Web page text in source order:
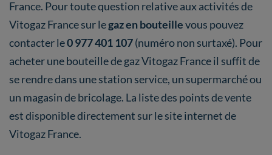
France. Pour toute question relative aux activités de
Vitogaz France sur legaz en bouteillevous pouvez
contacter le0 977 401 107(numéro non surtaxé). Pour
acheter une bouteille de gaz Vitogaz France il suffit de
se rendre dans une station service, un supermarché ou
un magasin de bricolage. La liste des points de vente
est disponible directement sur le site internet de
Vitogaz France.